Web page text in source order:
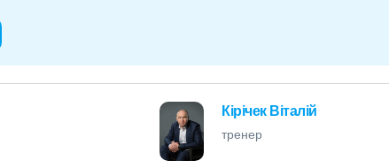
Кірічек Віталій
тренер